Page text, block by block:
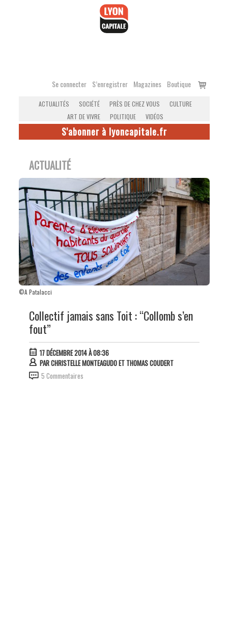
Se connecter S’enregistrer Magazines Boutique
Voir
ACTUALITÉS SOCIÉTÉ PRÈS DE CHEZ VOUS
CULTURE
ART DE VIVRE
POLITIQUE VIDÉOS
S'abonner à lyoncapitale.fr
ACTUALITÉ
©A Patalacci
Collectif jamais sans Toit : “Collomb s’en
fout”
17 DÉCEMBRE 2014 À 08:36
PARCHRISTELLE MONTEAGUDO ET THOMAS COUDERT
5 Commentaires